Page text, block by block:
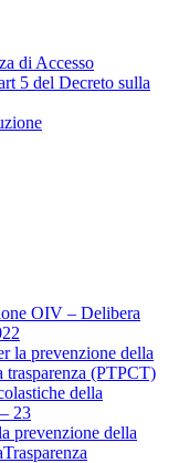
di Accesso
5 del Decreto sulla
OIV – Delibera
la prevenzione della
trasparenza (PTPCT)
della
23
prevenzione della